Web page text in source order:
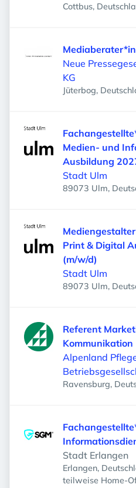
Cottbus,
Neue
KG
Jüterbog,
Medien- und
Ausbildung
Stadt Ulm
89073 Ulm,
Print & Digital
(m/w/d)
Stadt Ulm
89073 Ulm,
Referent
Kommunikation
Alpenland
Ravensburg,
Stadt Erlangen
Erlangen,
teilweise Home-